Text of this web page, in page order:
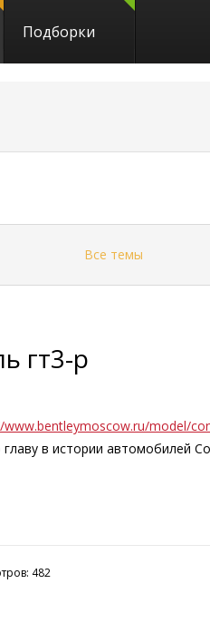
Подборки
Все темы
гт3-р
model/
в истории автомобилей
482